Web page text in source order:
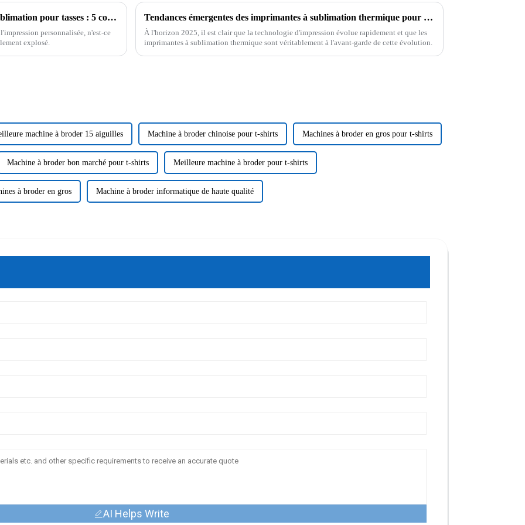
Exploiter la puissance des imprimantes à sublimation pour tasses : 5 conseils essentiels pour les acheteurs internationaux
personnalisée, n'est-ce
explosé.
Tendances émergentes des imprimantes à sublimation thermique pour 2025 : une comparaison complète des performances et des coûts
À l'horizon 2025, il est clair que la technologie d'impression évolue rapidement et que les
imprimantes à sublimation thermique sont véritablement à l'avant-garde de cette évolution.
machine à broder 15 aiguilles Machine à broder chinoise pour t-shirts Machines à broder en gros pour t-shirts
Machine à broder bon marché pour t-shirts Meilleure machine à broder pour t-shirts
à broder en gros Machine à broder informatique de haute qualité
AI Helps Write